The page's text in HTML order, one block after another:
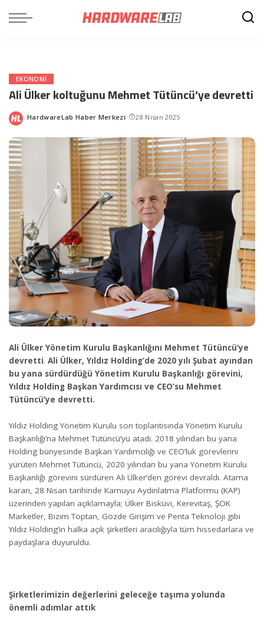
EKONOMI
Ali Ülker koltuğunu Mehmet Tütüncü’ye devretti
Posted
HardwareLab Haber Merkezi 28 Nisan 2025
Ali Ülker Yönetim Kurulu Başkanlığını Mehmet Tütüncü’ye
devretti. Ali Ülker, Yıldız Holding’de 2020 yılı Şubat ayından
bu yana sürdürdüğü Yönetim Kurulu Başkanlığı görevini,
Yıldız Holding Başkan Yardımcısı ve CEO’su Mehmet
Tütüncü’ye devretti.
Yıldız Holding Yönetim Kurulu son toplantısında Yönetim Kurulu
Başkanlığı’na Mehmet Tütüncü’yü atadı. 2018 yılından bu yana
Holding bünyesinde Başkan Yardımcılığı ve CEO’luk görevlerini
yürüten Mehmet Tütüncü, 2020 yılından bu yana Yönetim Kurulu
Başkanlığı görevini sürdüren Ali Ülker’den görevi devraldı. Atama
kararı, 28 Nisan tarihinde Kamuyu Aydınlatma Platformu (KAP)
üzerinden yapılan açıklamayla; Ülker Bisküvi, Kerevitaş, ŞOK
Marketler, Bizim Toptan, Gözde Girişim ve Penta Teknoloji gibi
Yıldız Holding’in halka açık şirketleri aracılığıyla tüm hissedarlara ve
paydaşlara duyuruldu.
Şirketlerimizin değerlerini geleceğe taşıma yolunda
önemli adımlar attık